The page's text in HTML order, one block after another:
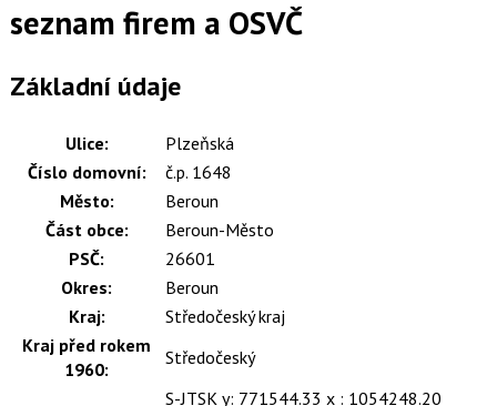
seznam firem a OSVČ
Základní údaje
Ulice:
Plzeňská
Číslo domovní:
č.p. 1648
Město:
Beroun
Část obce:
Beroun-Město
PSČ:
26601
Okres:
Beroun
Kraj:
Středočeský kraj
Kraj před rokem
1960:
Středočeský
S-JTSK y: 771544.33 x : 1054248.20